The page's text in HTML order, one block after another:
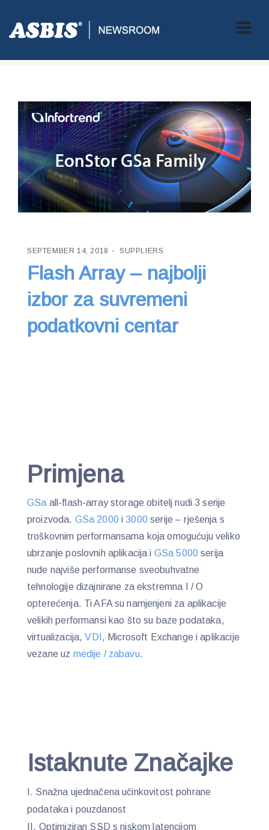
ASBIS CROATIA SUPPLIERS > FLASH ARRAY – NAJBOLJI
IZBOR ZA SUVREMENI PODATKOVNI CENTAR
SEPTEMBER 14, 2018 SUPPLIERS
Flash Array – najbolji
izbor za suvremeni
podatkovni centar
Primjena
GSa all-flash-array storage obitelj nudi 3 serije
proizvoda. GSa 2000 i 3000 serije – rješenja s
troškovnim performansama koja omogućuju veliko
ubrzanje poslovnih aplikacija i GSa 5000 serija
nude najviše performanse sveobuhvatne
tehnologije dizajnirane za ekstremna I / O
opterećenja. Ti AFA su namjenjeni za aplikacije
velikih performansi kao što su baze podataka,
virtualizacija,VDI , Microsoft Exchange i aplikacije
vezane uz medije / zabavu.
Istaknute Značajke
Snažna ujednačena učinkovitost pohrane
podataka i pouzdanost
Optimiziran SSD s niskom latencijom